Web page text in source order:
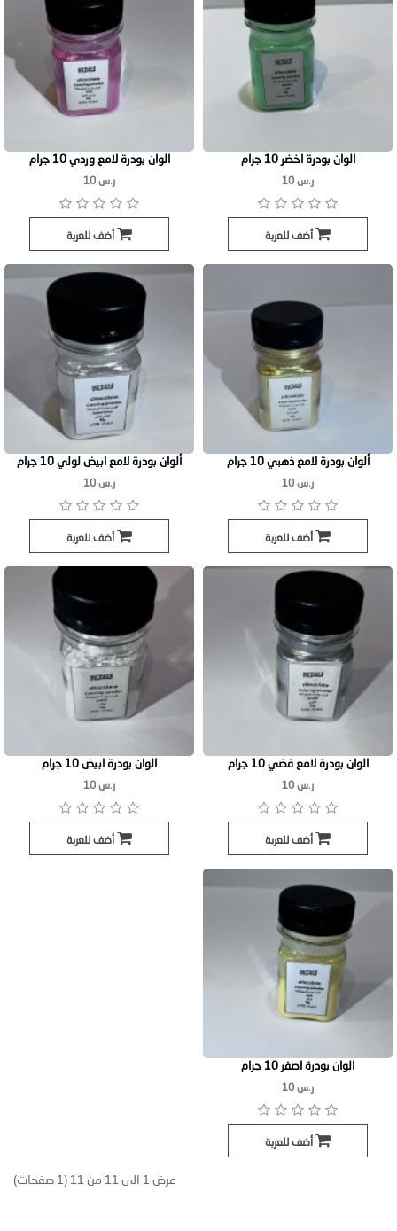
الوان بودرة اخضر 10 جرام
ر.س 10
الوان بودرة لامع وردي 10 جرام
ر.س 10
ألوان بودرة لامع ذهبي 10 جرام
ر.س 10
ألوان بودرة لامع ابيض لولي 10 جرام
ر.س 10
الوان بودرة لامع فضي 10 جرام
ر.س 10
الوان بودرة ابيض 10 جرام
ر.س 10
الوان بودرة اصفر 10 جرام
ر.س 10
عرض 1 الى 11 من 11 (1 صفحات)